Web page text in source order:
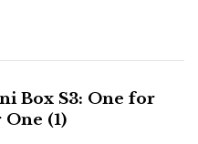
Box S3: One for
(1)